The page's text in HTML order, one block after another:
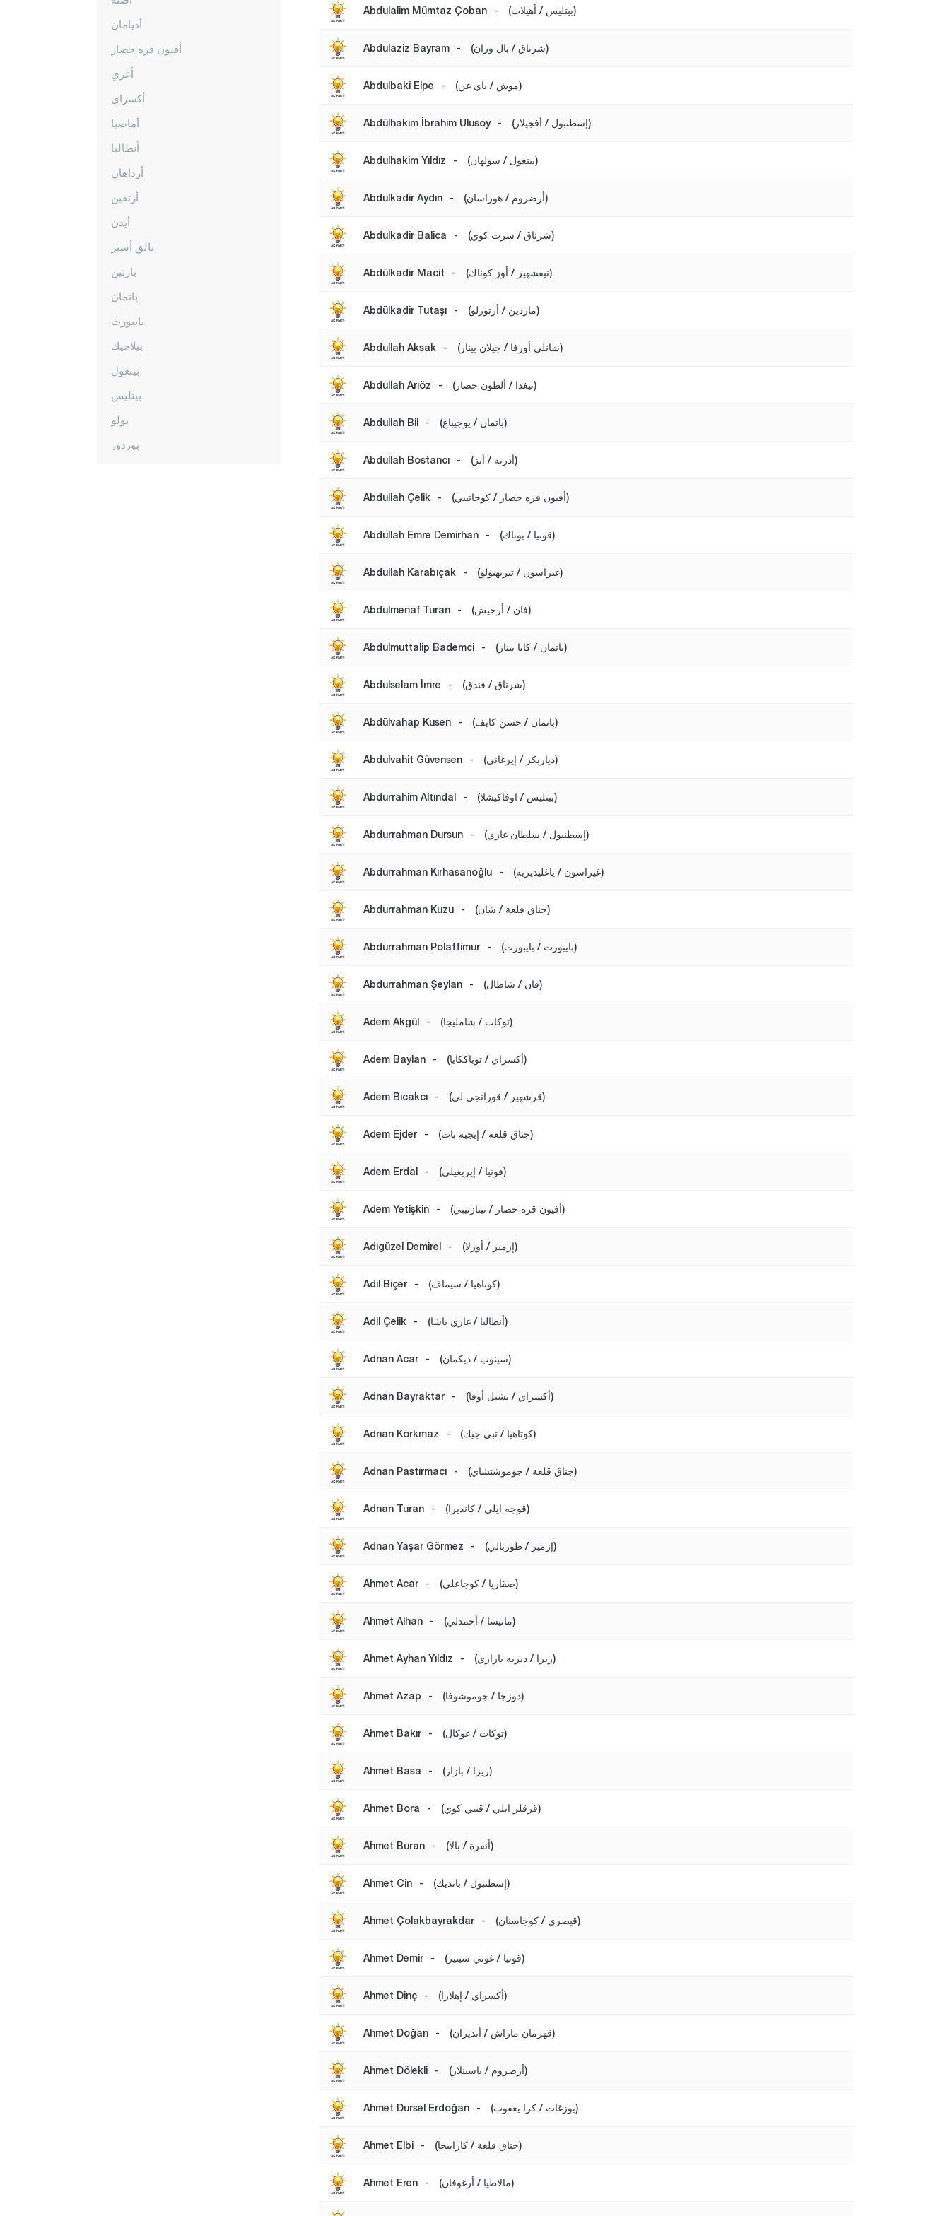
أديامان
أفيون قره حصار
أغري
أكسراي
أماصيا
أنطاليا
أرداهان
أرتفين
أيدن
بالق أسير
بارتين
باتمان
بايبورت
بيلاجيك
بينغول
بيتليس
بولو
بوردور
Abdulalim Mümtaz Çoban - (بيتليس / أهيلات)
Abdulaziz Bayram - (شرناق / بال وران)
Abdulbaki Elpe - (موش / ياي غن)
Abdülhakim İbrahim Ulusoy - (إسطنبول / أفجيلار)
Abdulhakim Yıldız - (بينغول / سولهان)
Abdulkadir Aydın - (أرضروم / هوراسان)
Abdulkadir Balica - (شرناق / سرت كوي)
Abdülkadir Macit - (نيفشهير / أوز كوناك)
Abdülkadir Tutaşı - (ماردين / أرتوزلو)
Abdullah Aksak - (شانلي أورفا / جيلان بينار)
Abdullah Arıöz - (نيغدا / ألطون حصار)
Abdullah Bil - (باتمان / يوجيباغ)
Abdullah Bostancı - (أدرنة / أنز)
Abdullah Çelik - (أفيون قره حصار / كوجاتيبي)
Abdullah Emre Demirhan - (قونيا / يوناك)
Abdullah Karabıçak - (غيراسون / تيريهبولو)
Abdulmenaf Turan - (فان / أرجيش)
Abdulmuttalip Bademci - (باتمان / كايا بينار)
Abdulselam İmre - (شرناق / فندق)
Abdülvahap Kusen - (باتمان / حسن كايف)
Abdulvahit Güvensen - (دياربكر / إيرغاني)
Abdurrahim Altındal - (بيتليس / اوفاكيشلا)
Abdurrahman Dursun - (إسطنبول / سلطان غازي)
Abdurrahman Kırhasanoğlu - (غيراسون / ياغليديريه)
Abdurrahman Kuzu - (جناق قلعة / شان)
Abdurrahman Polattimur - (بايبورت / بايبورت)
Abdurrahman Şeylan - (فان / شاطال)
Adem Akgül - (توكات / شامليجا)
Adem Baylan - (أكسراي / توباككايا)
Adem Bıcakcı - (قرشهير / قورانجي لي)
Adem Ejder - (جناق قلعة / إيجيه بات)
Adem Erdal - (قونيا / إيريغيلي)
Adem Yetişkin - (أفيون قره حصار / تينازتيبي)
Adıgüzel Demirel - (إزمير / أورلا)
Adil Biçer - (كوتاهيا / سيماف)
Adil Çelik - (أنطاليا / غازي باشا)
Adnan Acar - (سينوب / ديكمان)
Adnan Bayraktar - (أكسراي / يشيل أوفا)
Adnan Korkmaz - (كوتاهيا / تبي جيك)
Adnan Pastırmacı - (جناق قلعة / جوموشتشاي)
Adnan Turan - (قوجه ايلي / كانديرا)
Adnan Yaşar Görmez - (إزمير / طوربالي)
Ahmet Acar - (صقاريا / كوجاعلي)
Ahmet Alhan - (مانيسا / أحمدلي)
Ahmet Ayhan Yıldız - (ريزا / ديريه بازاري)
Ahmet Azap - (دوزجا / جوموشوفا)
Ahmet Bakır - (توكات / غوكال)
Ahmet Basa - (ريزا / بازار)
Ahmet Bora - (قرقلر ايلي / قييي كوي)
Ahmet Buran - (أنقرة / بالا)
Ahmet Cin - (إسطنبول / بانديك)
Ahmet Çolakbayrakdar - (قيصري / كوجاسنان)
Ahmet Demir - (قونيا / غوني سينير)
Ahmet Dinç - (أكسراي / إهلارا)
Ahmet Doğan - (قهرمان ماراش / أنديران)
Ahmet Dölekli - (أرضروم / باسينلار)
Ahmet Dursel Erdoğan - (يوزغات / كرا يعقوب)
Ahmet Elbi - (جناق قلعة / كارابيجا)
Ahmet Eren - (مالاطيا / أرغوفان)